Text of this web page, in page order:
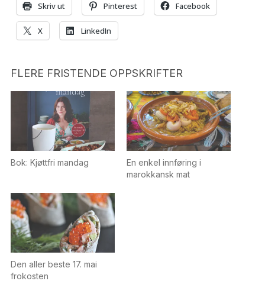
Skriv ut Pinterest Facebook
X LinkedIn
FLERE FRISTENDE OPPSKRIFTER
Bok: Kjøttfri mandag
En enkel innføring i
marokkansk mat
Den aller beste 17. mai
frokosten